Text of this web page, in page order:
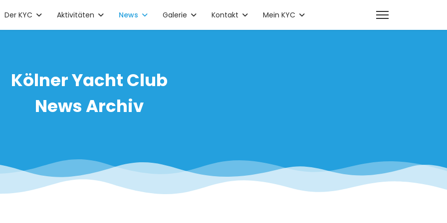
Der KYC Aktivitäten News Galerie Kontakt Mein KYC
Kölner Yacht Club
News Archiv